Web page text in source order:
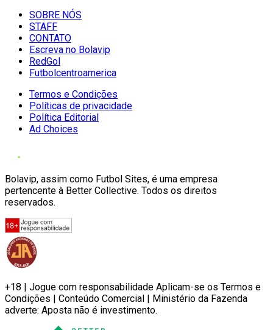
SOBRE NÓS
STAFF
CONTATO
Escreva no Bolavip
RedGol
Futbolcentroamerica
Termos e Condições
Políticas de privacidade
Política Editorial
Ad Choices
Bolavip, assim como Futbol Sites, é uma empresa
pertencente à Better Collective. Todos os direitos
reservados.
+18 | Jogue com responsabilidade Aplicam-se os Termos e
Condições | Conteúdo Comercial | Ministério da Fazenda
adverte: Aposta não é investimento.